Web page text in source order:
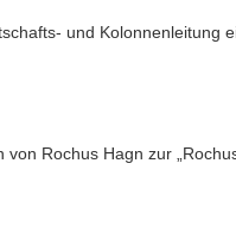
und Kolonnenleitung
Rochus Hagn zur